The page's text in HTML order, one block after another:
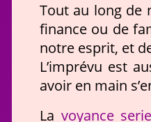
Tout au long de
finance ou de
notre esprit, et
L’imprévu est
avoir en main
La voyance